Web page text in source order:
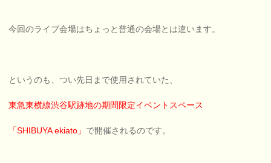
今回のライブ会場はちょっと普通の会場とは違います。
というのも、つい先日まで使用されていた、
東急東横線渋谷駅跡地の期間限定イベントスペース
「SHIBUYA ekiato」 で開催されるのです。